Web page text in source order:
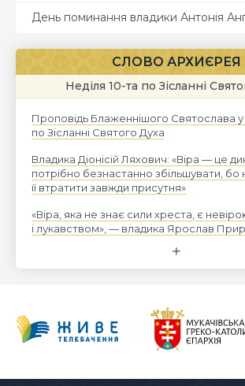
День поминання владики Антонія
СЛОВО АРХИЄРЕЯ
Неділя 10-та по Зісланні
Проповідь Блаженнішого Святослава у
по Зісланні Святого Духа
Владика Діонісій Ляхович: «Віра — це
потрібно безнастанно збільшувати, бо
її втратити завжди присутня»
«Віра, яка не знає сили хреста, є
і лукавством», — владика Ярослав